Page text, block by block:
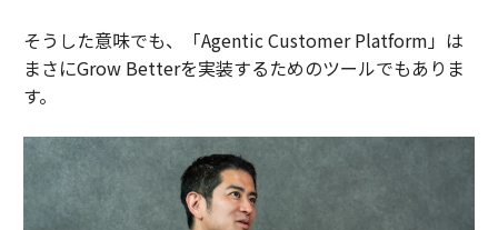
そうした意味でも、「Agentic Customer Platform」は
まさにGrow Betterを実装するためのツールでもありま
す。